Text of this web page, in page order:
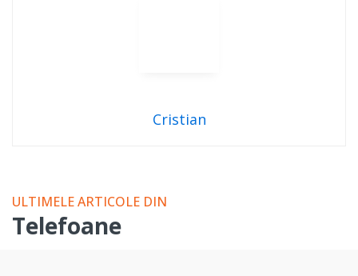
Cristian
ULTIMELE ARTICOLE DIN
Telefoane